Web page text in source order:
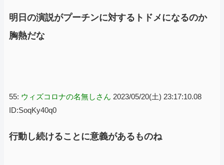
明日の演説がプーチンに対するトドメになるのか
胸熱だな
55: ウィズコロナの名無しさん 2023/05/20(土) 23:17:10.08
ID:SoqKy40q0
行動し続けることに意義があるものね